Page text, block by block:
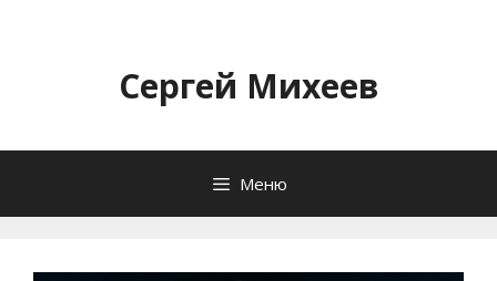
содержимомуСергей Михеев
Меню